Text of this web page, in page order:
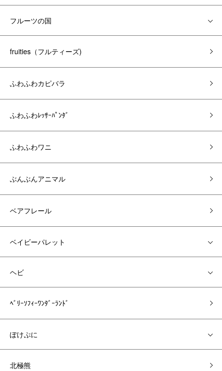
フルーツの国
fruities（フルティーズ)
ふわふわカピバラ
ふわふわﾚｯｻｰﾊﾟﾝﾀﾞ
ふわふわワニ
ぶんぶんアニマル
ベアフレール
ベイビーパレット
ヘビ
ﾍﾞﾘｰｿﾌｨｰﾜﾝﾀﾞｰﾗﾝﾄﾞ
ぽけぷに
北極熊